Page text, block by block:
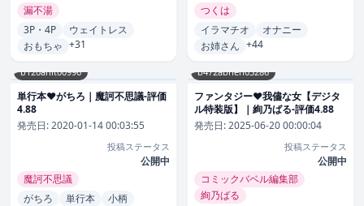
漏不湯
3P・4P
ウェイトレス
おもちゃ +31
つくは
イラマチオ
オナニー
お姉さん +44
b120ahit00996
単行本❤がちろ｜魔訶不思議-評価
4.88
発売日:2020-01-14 00:03:55
投稿ステータス
公開中
魔訶不思議
がちろ
単行本 小柄
b472abnen03286
ファンタジー❤我儘な女【デジタ
ル特装版】｜絢乃ばる-評価4.88
発売日:2025-06-20 00:00:04
投稿ステータス
公開中
コミックバベル編集部
絢乃ばる